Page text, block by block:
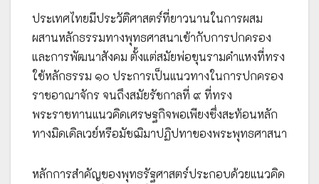
ประเทศไทยมีประวัติศาสตร์ที่ยาวนานในการผสม
ผสานหลักธรรมทางพุทธศาสนาเข้ากับการปกครอง
และการพัฒนาสังคม ตั้งแต่สมัยพ่อขุนรามคำแหงที่ทรง
ใช้หลักธรรม ๑๐ ประการเป็นแนวทางในการปกครอง
ราชอาณาจักร จนถึงสมัยรัชกาลที่ ๙ ที่ทรง
พระราชทานแนวคิดเศรษฐกิจพอเพียงซึ่งสะท้อนหลัก
ทางมิดเดิลเวย์หรือมัชฌิมาปฏิปทาของพระพุทธศาสนา
หลักการสำคัญของพุทธรัฐศาสตร์ประกอบด้วยแนวคิด